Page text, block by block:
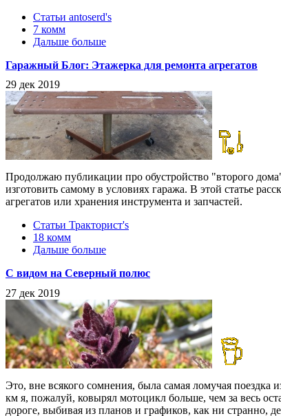
Статьи antoserd's
7 комм
Дальше больше
Гаражный Блог: Этажерка для ремонта агрегатов
29 дек 2019
Продолжаю публикации про обустройство "второго
изготовить самому в условиях гаража. В этой статье
агрегатов или хранения инструмента и запчастей.
Статьи Тракторист's
18 комм
Дальше больше
С видом на Северный полюс
27 дек 2019
Это, вне всякого сомнения, была самая ломучая
км я, пожалуй, ковырял мотоцикл больше, чем за весь
дороге, выбивая из планов и графиков, как ни странно,